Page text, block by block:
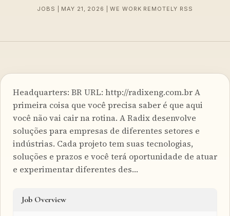
JOBS | MAY 21, 2026 | WE WORK REMOTELY RSS
Headquarters: BR URL: http://radixeng.com.br A
primeira coisa que você precisa saber é que aqui
você não vai cair na rotina. A Radix desenvolve
soluções para empresas de diferentes setores e
indústrias. Cada projeto tem suas tecnologias,
soluções e prazos e você terá oportunidade de atuar
e experimentar diferentes des…
Job Overview